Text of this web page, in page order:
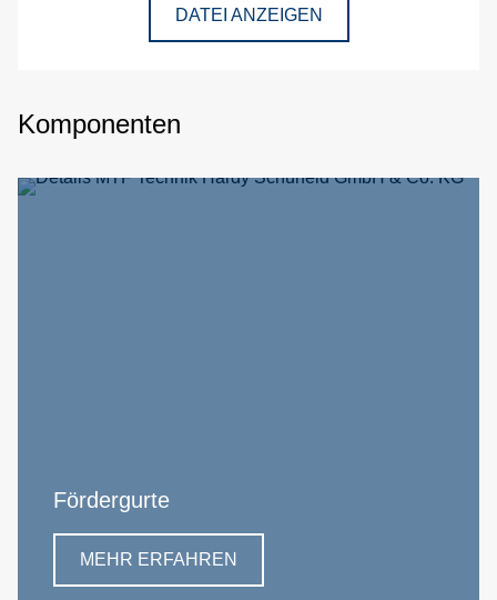
DATEI ANZEIGEN
Komponenten
Fördergurte
MEHR ERFAHREN